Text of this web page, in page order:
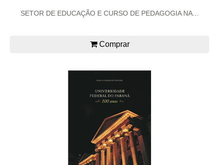
SETOR DE EDUCAÇÃO E CURSO DE PEDAGOGIA NA...
Comprar